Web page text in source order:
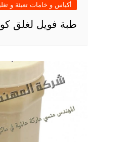
أكياس و خامات تعبئة و
طبة فويل لغلق